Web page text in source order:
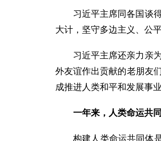
习近平主席同各国谈
大计，坚守多边主义、公
习近平主席还亲力亲
外友谊作出贡献的老朋友
成推进人类和平和发展事
一年来，人类命运共
构建人类命运共同体